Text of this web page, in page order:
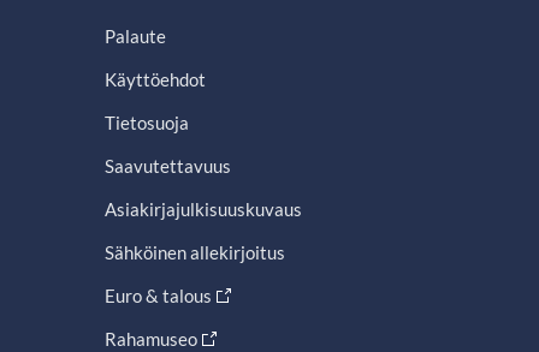
Palaute
Käyttöehdot
Tietosuoja
Saavutettavuus
Asiakirjajulkisuuskuvaus
Sähköinen allekirjoitus
Euro & talous
Rahamuseo